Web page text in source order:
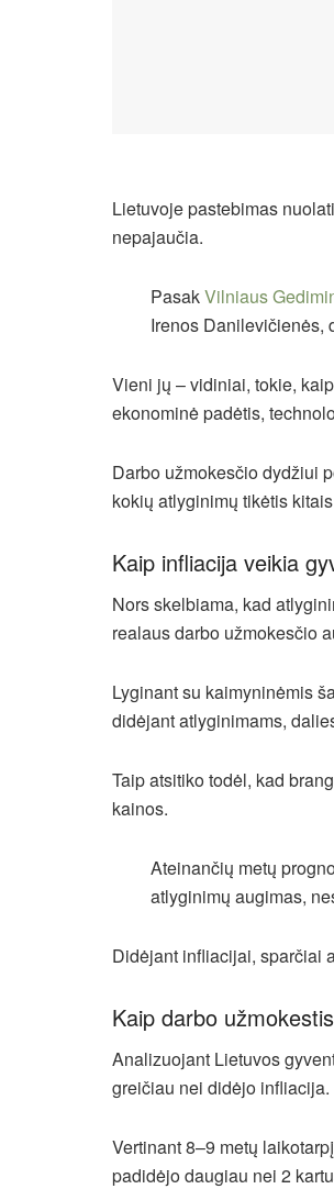
Lietuvoje pastebimas
nepajaučia.
PasakVilniaus
Irenos Danilevičienės,
Vieni jų – vidiniai, tokie,
ekonominė padėtis,
Darbo užmokesčio dydžiui
kokių atlyginimų tikėtis
Kaip infliacija veikia
Nors skelbiama, kad
realaus darbo užmokesčio
Lyginant su kaimyninėmis
didėjant atlyginimams,
Taip atsitiko todėl, kad
kainos.
Ateinančių metų
atlyginimų augimas,
Didėjant infliacijai, sparčiai
Kaip darbo
Analizuojant Lietuvos
greičiau nei didėjo infliacija.
Vertinant 8–9 metų
padidėjo daugiau nei 2